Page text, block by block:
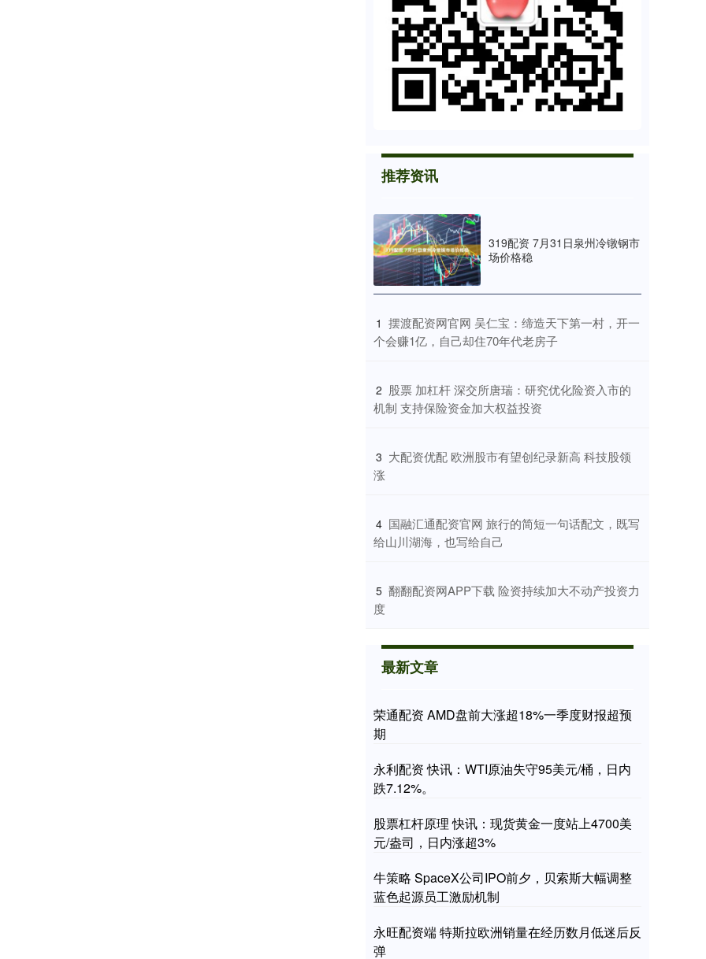
推荐资讯
319配资 7月31日泉州冷镦钢市
场价格稳
1 ​摆渡配资网官网 吴仁宝：缔造天下第一村，开一
个会赚1亿，自己却住70年代老房子
2 ​股票 加杠杆 深交所唐瑞：研究优化险资入市的
机制 支持保险资金加大权益投资
3 ​大配资优配 欧洲股市有望创纪录新高 科技股领
涨
4 ​国融汇通配资官网 旅行的简短一句话配文，既写
给山川湖海，也写给自己
5 ​翻翻配资网APP下载 险资持续加大不动产投资力
度
最新文章
荣通配资 AMD盘前大涨超18%一季度财报超预
期
永利配资 快讯：WTI原油失守95美元/桶，日内
跌7.12%。
股票杠杆原理 快讯：现货黄金一度站上4700美
元/盎司，日内涨超3%
牛策略 SpaceX公司IPO前夕，贝索斯大幅调整
蓝色起源员工激励机制
永旺配资端 特斯拉欧洲销量在经历数月低迷后反
弹